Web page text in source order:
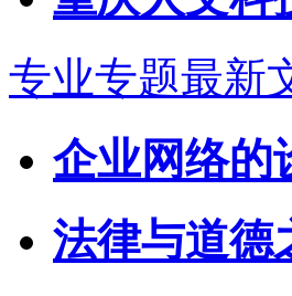
专业专题最新
企业网络的
法律与道德